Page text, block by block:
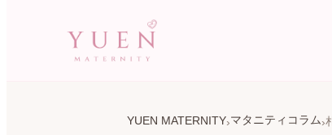
YUEN MATERNITY マタニティコラム